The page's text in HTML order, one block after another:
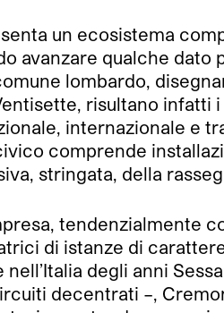
un ecosistema
avanzare qualche
lombardo,
risultano infatti
internazionale e
comprende
stringata, della
tendenzialmente
di istanze di
degli anni
decentrati –,